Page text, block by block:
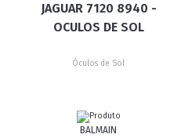
JAGUAR 7120 8940 -
OCULOS DE SOL
Óculos de Sol
BALMAIN